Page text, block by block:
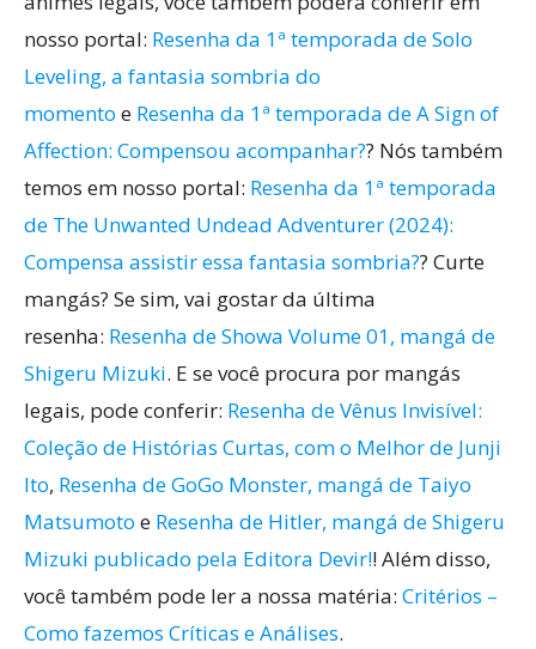
nosso portal: Resenha da 1ª temporada de Solo
Leveling, a fantasia sombria do
momento e Resenha da 1ª temporada de A Sign of
Affection: Compensou acompanhar?? Nós também
temos em nosso portal: Resenha da 1ª temporada
de The Unwanted Undead Adventurer (2024):
Compensa assistir essa fantasia sombria?? Curte
mangás? Se sim, vai gostar da última
resenha: Resenha de Showa Volume 01, mangá de
Shigeru Mizuki. E se você procura por mangás
legais, pode conferir: Resenha de Vênus Invisível:
Coleção de Histórias Curtas, com o Melhor de Junji
Ito, Resenha de GoGo Monster, mangá de Taiyo
Matsumoto e Resenha de Hitler, mangá de Shigeru
Mizuki publicado pela Editora Devir!! Além disso,
você também pode ler a nossa matéria: Critérios –
Como fazemos Críticas e Análises.